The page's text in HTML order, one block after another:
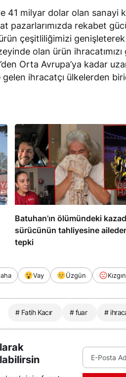
41 milyar dolar olan
pazarlarımızda rekabet
çeşitliliğimizi
olan ürün
Orta Avrupa’ya kadar
gelen ihracatçı ülkelerden
Batuhan’ın ölümündeki
sürücünün tahliyesine
tepki
Vay Üzgün Kızgın
# Fatih Kacır # fuar #